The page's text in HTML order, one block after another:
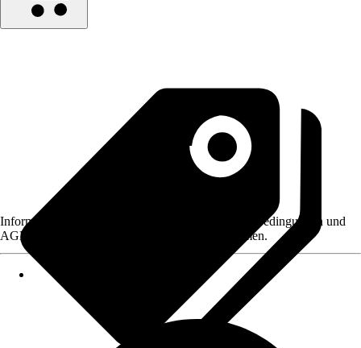
Informationen des Verkäufers, wie z. B. Rückgabebedingungen und
AGB, finden Sie bei Klick auf den Verkäufernamen.